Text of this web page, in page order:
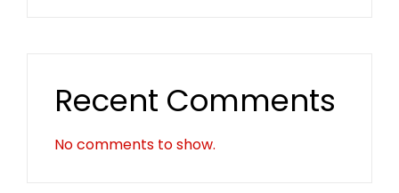
Recent Comments
No comments to show.